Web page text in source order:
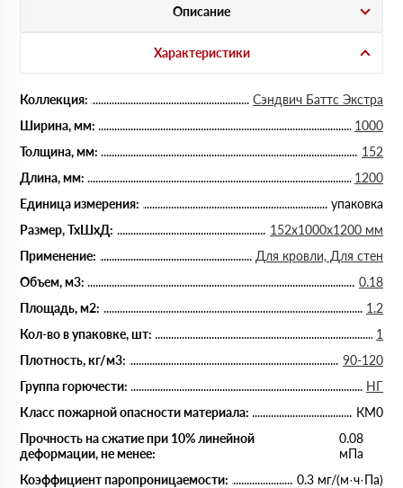
Описание
Характеристики
Коллекция:
Сэндвич Баттс Экстра
Ширина, мм:
1000
Толщина, мм:
152
Длина, мм:
1200
Единица измерения:
упаковка
Размер, ТхШхД:
152х1000х1200 мм
Применение:
Для кровли, Для стен
Объем, м3:
0.18
Площадь, м2:
1.2
Кол-во в упаковке, шт:
1
Плотность, кг/м3:
90-120
Группа горючести:
НГ
Класс пожарной опасности материала:
КМ0
Прочность на сжатие при 10% линейной
деформации, не менее:
0.08
мПа
Коэффициент паропроницаемости:
0.3 мг/(м·ч·Па)